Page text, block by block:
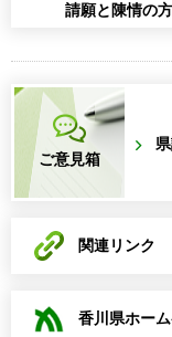
請願と陳情の
ご意見箱
関連リンク
香川県ホー